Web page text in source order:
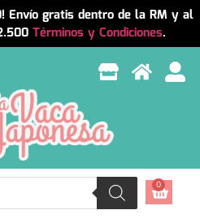
Envío gratis dentro de la RM y al
Términos y Condiciones.
0